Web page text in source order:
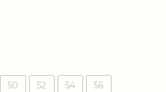
50 52 54 56